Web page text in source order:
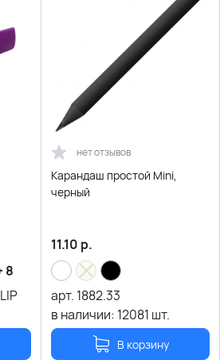
8
нет отзывов
Карандаш простой Mini,
черный
11.10 р.
арт. 1882.33
в наличии: 12081 шт.
В корзину